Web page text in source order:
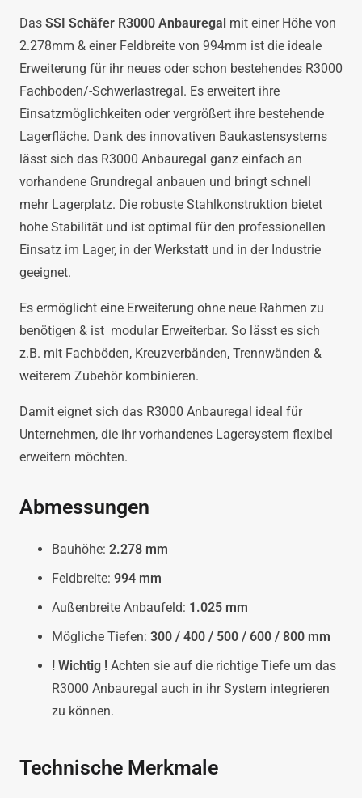
2278
mm |
994
mm
Feldbreite
Menge
Das SSI Schäfer R3000 Anbauregal mit einer Höhe von
2.278mm & einer Feldbreite von 994mm ist die ideale
Erweiterung für ihr neues oder schon bestehendes R3000
Fachboden/-Schwerlastregal. Es erweitert ihre
Einsatzmöglichkeiten oder vergrößert ihre bestehende
Lagerfläche. Dank des innovativen Baukastensystems
lässt sich das R3000 Anbauregal ganz einfach an
vorhandene Grundregal anbauen und bringt schnell
mehr Lagerplatz. Die robuste Stahlkonstruktion bietet
hohe Stabilität und ist optimal für den professionellen
Einsatz im Lager, in der Werkstatt und in der Industrie
geeignet.
Es ermöglicht eine Erweiterung ohne neue Rahmen zu
benötigen & ist modular Erweiterbar. So lässt es sich
z.B. mit Fachböden, Kreuzverbänden, Trennwänden &
weiterem Zubehör kombinieren.
Damit eignet sich das R3000 Anbauregal ideal für
Unternehmen, die ihr vorhandenes Lagersystem flexibel
erweitern möchten.
Abmessungen
Bauhöhe: 2.278 mm
Feldbreite: 994 mm
Außenbreite Anbaufeld: 1.025 mm
Mögliche Tiefen: 300 / 400 / 500 / 600 / 800 mm
! Wichtig ! Achten sie auf die richtige Tiefe um das
R3000 Anbauregal auch in ihr System integrieren
zu können.
Technische Merkmale